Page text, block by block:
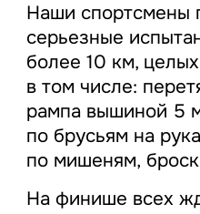
Наши спортсмены
серьезные
более 10 км,
в том числе:
рампа вышиной 5
по брусьям на
по мишеням,
На финише всех